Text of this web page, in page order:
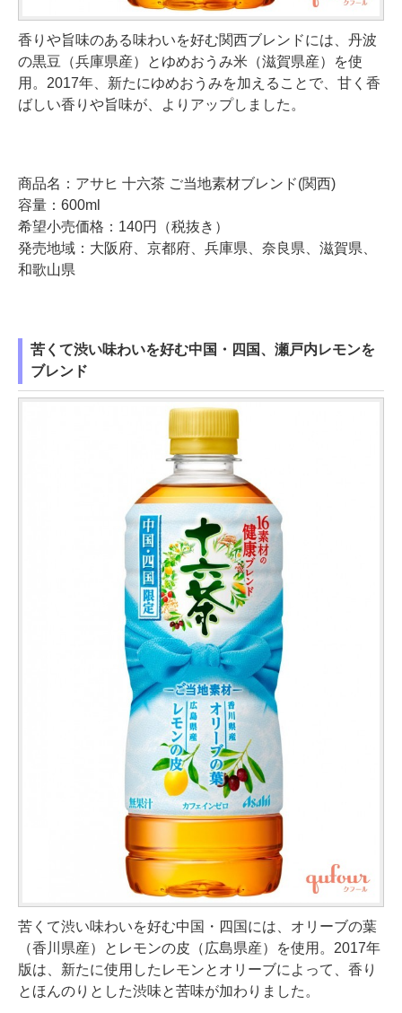
香りや旨味のある味わいを好む関西ブレンドには、丹波
の黒豆（兵庫県産）とゆめおうみ米（滋賀県産）を使
用。2017年、新たにゆめおうみを加えることで、甘く香
ばしい香りや旨味が、よりアップしました。
商品名：アサヒ 十六茶 ご当地素材ブレンド(関西)
容量：600ml
希望小売価格：140円（税抜き）
発売地域：大阪府、京都府、兵庫県、奈良県、滋賀県、
和歌山県
苦くて渋い味わいを好む中国・四国、瀬戸内レモンを
ブレンド
苦くて渋い味わいを好む中国・四国には、オリーブの葉
（香川県産）とレモンの皮（広島県産）を使用。2017年
版は、新たに使用したレモンとオリーブによって、香り
とほんのりとした渋味と苦味が加わりました。